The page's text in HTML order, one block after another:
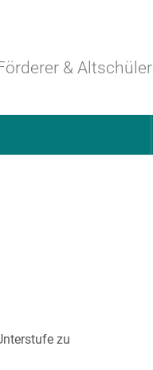
& Altschüler
zu